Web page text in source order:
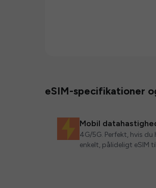
eSIM-specifikationer
Mobil
4G/5G. Perfekt, hvis
enkelt, pålideligt eSIM